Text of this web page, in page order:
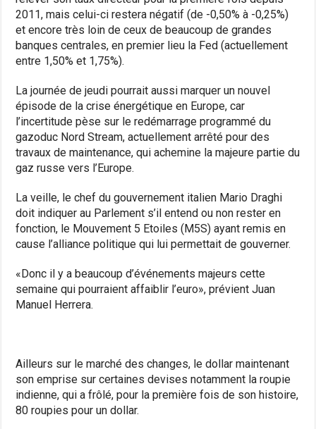
2011, mais celui-ci restera négatif (de -0,50% à -0,25%)
et encore très loin de ceux de beaucoup de grandes
banques centrales, en premier lieu la Fed (actuellement
entre 1,50% et 1,75%).
La journée de jeudi pourrait aussi marquer un nouvel
épisode de la crise énergétique en Europe, car
l’incertitude pèse sur le redémarrage programmé du
gazoduc Nord Stream, actuellement arrêté pour des
travaux de maintenance, qui achemine la majeure partie du
gaz russe vers l’Europe.
La veille, le chef du gouvernement italien Mario Draghi
doit indiquer au Parlement s’il entend ou non rester en
fonction, le Mouvement 5 Etoiles (M5S) ayant remis en
cause l’alliance politique qui lui permettait de gouverner.
«Donc il y a beaucoup d’événements majeurs cette
semaine qui pourraient affaiblir l’euro», prévient Juan
Manuel Herrera.
Ailleurs sur le marché des changes, le dollar maintenant
son emprise sur certaines devises notamment la roupie
indienne, qui a frôlé, pour la première fois de son histoire,
80 roupies pour un dollar.